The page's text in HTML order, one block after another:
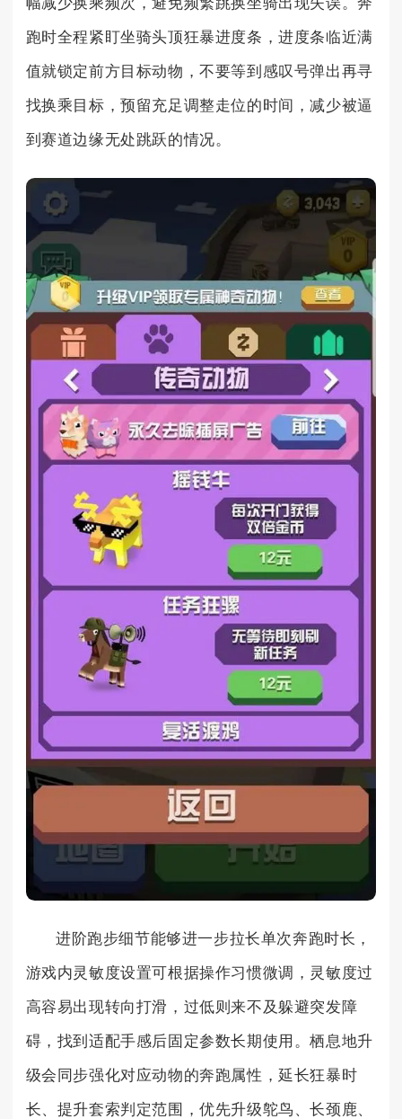
跑时全程紧盯坐骑头顶狂暴进度条，进度条临近满
值就锁定前方目标动物，不要等到感叹号弹出再寻
找换乘目标，预留充足调整走位的时间，减少被逼
到赛道边缘无处跳跃的情况。
进阶跑步细节能够进一步拉长单次奔跑时长，
游戏内灵敏度设置可根据操作习惯微调，灵敏度过
高容易出现转向打滑，过低则来不及躲避突发障
碍，找到适配手感后固定参数长期使用。栖息地升
级会同步强化对应动物的奔跑属性，延长狂暴时
长、提升套索判定范围，优先升级鸵鸟、长颈鹿、